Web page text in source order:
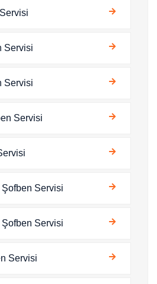
Servisi
Servisi
Servisi
Servisi
Servisi
Servisi